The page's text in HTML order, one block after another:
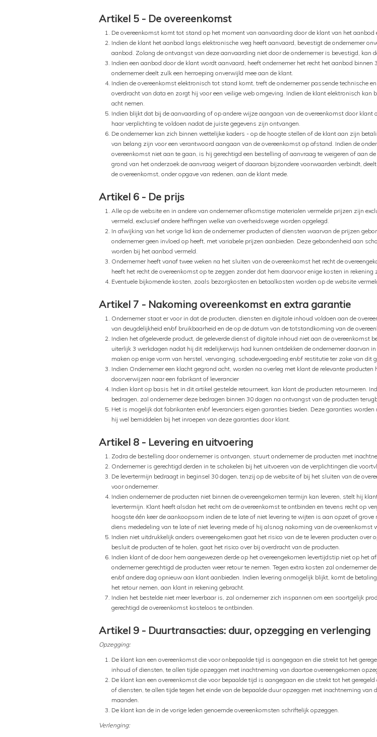
Artikel 5 - De overeenkomst
De overeenkomst komt tot stand op het moment van aanvaarding door de klant van het
Indien de klant het aanbod langs elektronische weg heeft aanvaard, bevestigt de ondernemer
aanbod. Zolang de ontvangst van deze aanvaarding niet door de ondernemer is bevestigd, kan
Indien een aanbod door de klant wordt aanvaard, heeft ondernemer het recht het aanbod
ondernemer deelt zulk een herroeping onverwijld mee aan de klant.
Indien de overeenkomst elektronisch tot stand komt, treft de ondernemer passende technische
overdracht van data en zorgt hij voor een veilige web omgeving. Indien de klant elektronisch
acht nemen.
Indien blijkt dat bij de aanvaarding of op andere wijze aangaan van de overeenkomst door
haar verplichting te voldoen nadat de juiste gegevens zijn ontvangen.
De ondernemer kan zich binnen wettelijke kaders - op de hoogte stellen of de klant aan zijn
van belang zijn voor een verantwoord aangaan van de overeenkomst op afstand. Indien de
overeenkomst niet aan te gaan, is hij gerechtigd een bestelling of aanvraag te weigeren of aan
grond van het onderzoek de aanvraag weigert of daaraan bijzondere voorwaarden verbindt,
de overeenkomst, onder opgave van redenen, aan de klant mede.
Artikel 6 - De prijs
Alle op de website en in andere van ondernemer afkomstige materialen vermelde prijzen zijn
vermeld, exclusief andere heffingen welke van overheidswege worden opgelegd.
In afwijking van het vorige lid kan de ondernemer producten of diensten waarvan de prijzen
ondernemer geen invloed op heeft, met variabele prijzen aanbieden. Deze gebondenheid aan
worden bij het aanbod vermeld.
Ondernemer heeft vanaf twee weken na het sluiten van de overeenkomst het recht de
heeft het recht de overeenkomst op te zeggen zonder dat hem daarvoor enige kosten in
Eventuele bijkomende kosten, zoals bezorgkosten en betaalkosten worden op de website
Artikel 7 - Nakoming overeenkomst en extra garantie
Ondernemer staat er voor in dat de producten, diensten en digitale inhoud voldoen aan de
van deugdelijkheid en/of bruikbaarheid en de op de datum van de totstandkoming van de
Indien het afgeleverde product, de geleverde dienst of digitale inhoud niet aan de overeenkomst
uiterlijk 3 werkdagen nadat hij dit redelijkerwijs had kunnen ontdekken de ondernemer daarvan
maken op enige vorm van herstel, vervanging, schadevergoeding en/of restitutie ter zake van dit
Indien Ondernemer een klacht gegrond acht, worden na overleg met klant de relevante
doorverwijzen naar een fabrikant of leverancier
Indien klant op basis het in dit artikel gestelde retourneert, kan klant de producten retourneren.
bedragen, zal ondernemer deze bedragen binnen 30 dagen na ontvangst van de producten
Het is mogelijk dat fabrikanten en/of leveranciers eigen garanties bieden. Deze garanties
hij wel bemiddelen bij het inroepen van deze garanties door klant.
Artikel 8 - Levering en uitvoering
Zodra de bestelling door ondernemer is ontvangen, stuurt ondernemer de producten met
Ondernemer is gerechtigd derden in te schakelen bij het uitvoeren van de verplichtingen die
De levertermijn bedraagt in beginsel 30 dagen, tenzij op de website of bij het sluiten van de
voor ondernemer.
Indien ondernemer de producten niet binnen de overeengekomen termijn kan leveren, stelt hij
levertermijn. Klant heeft alsdan het recht om de overeenkomst te ontbinden en tevens recht op
hoogste één keer de aankoopsom indien de te late of niet levering te wijten is aan opzet of
diens mededeling van te late of niet levering mede of hij alsnog nakoming van de overeenkomst
Indien niet uitdrukkelijk anders overeengekomen gaat het risico van de te leveren producten
besluit de producten af te halen, gaat het risico over bij overdracht van de producten.
Indien klant of de door hem aangewezen derde op het overeengekomen levertijdstip niet op het
ondernemer gerechtigd de producten weer retour te nemen. Tegen extra kosten zal ondernemer
en/of andere dag opnieuw aan klant aanbieden. Indien levering onmogelijk blijkt, komt de
het retour nemen, aan klant in rekening gebracht.
Indien het bestelde niet meer leverbaar is, zal ondernemer zich inspannen om een soortgelijk
gerechtigd de overeenkomst kosteloos te ontbinden.
Artikel 9 - Duurtransacties: duur, opzegging en verlenging
Opzegging:
De klant kan een overeenkomst die voor onbepaalde tijd is aangegaan en die strekt tot het
inhoud of diensten, te allen tijde opzeggen met inachtneming van daartoe overeengekomen
De klant kan een overeenkomst die voor bepaalde tijd is aangegaan en die strekt tot het
of diensten, te allen tijde tegen het einde van de bepaalde duur opzeggen met inachtneming
maanden.
De klant kan de in de vorige leden genoemde overeenkomsten schriftelijk opzeggen.
Verlenging: